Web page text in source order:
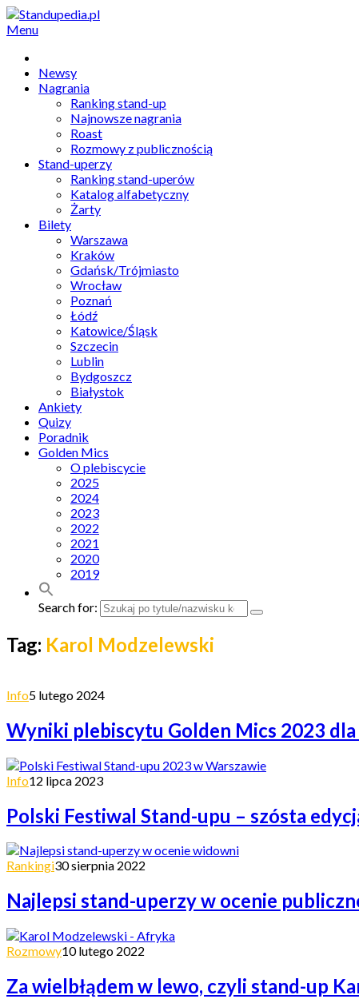
Menu
Newsy
Nagrania
Ranking stand-up
Najnowsze nagrania
Roast
Rozmowy z publicznością
Stand-uperzy
Ranking stand-uperów
Katalog alfabetyczny
Żarty
Bilety
Warszawa
Kraków
Gdańsk/Trójmiasto
Wrocław
Poznań
Łódź
Katowice/Śląsk
Szczecin
Lublin
Bydgoszcz
Białystok
Ankiety
Quizy
Poradnik
Golden Mics
O plebiscycie
2025
2024
2023
2022
2021
2020
2019
Search for:
Tag: Karol Modzelewski
Info5 lutego 2024
Wyniki plebiscytu Golden Mics 2023
Info12 lipca 2023
Polski Festiwal Stand-upu – szósta
Rankingi30 sierpnia 2022
Najlepsi stand-uperzy w ocenie
Rozmowy10 lutego 2022
Za wielbłądem w lewo, czyli stand-up